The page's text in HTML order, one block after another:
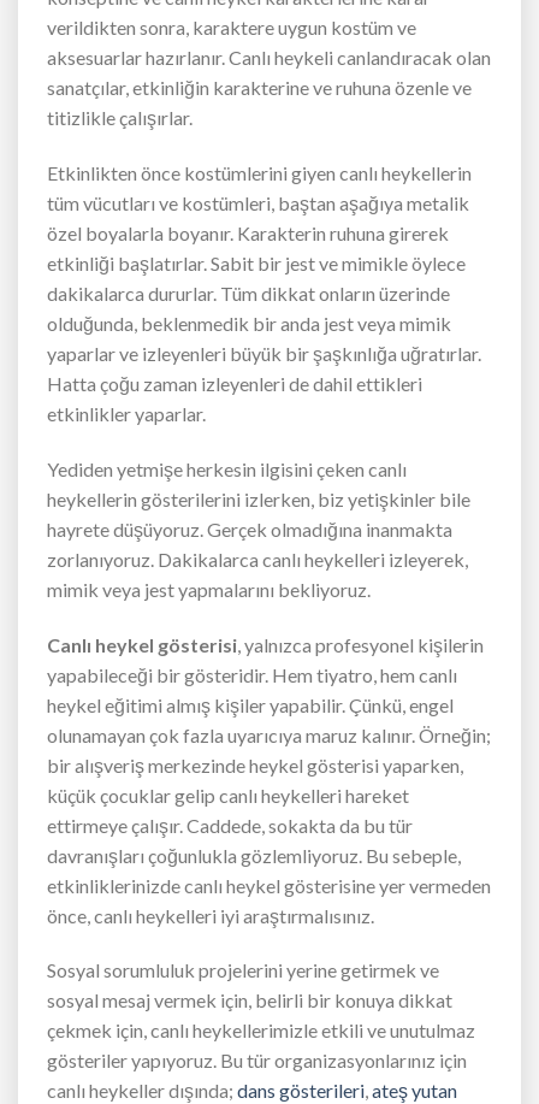
verildikten sonra, karaktere uygun kostüm ve
aksesuarlar hazırlanır. Canlı heykeli canlandıracak olan
sanatçılar, etkinliğin karakterine ve ruhuna özenle ve
titizlikle çalışırlar.
Etkinlikten önce kostümlerini giyen canlı heykellerin
tüm vücutları ve kostümleri, baştan aşağıya metalik
özel boyalarla boyanır. Karakterin ruhuna girerek
etkinliği başlatırlar. Sabit bir jest ve mimikle öylece
dakikalarca dururlar. Tüm dikkat onların üzerinde
olduğunda, beklenmedik bir anda jest veya mimik
yaparlar ve izleyenleri büyük bir şaşkınlığa uğratırlar.
Hatta çoğu zaman izleyenleri de dahil ettikleri
etkinlikler yaparlar.
Yediden yetmişe herkesin ilgisini çeken canlı
heykellerin gösterilerini izlerken, biz yetişkinler bile
hayrete düşüyoruz. Gerçek olmadığına inanmakta
zorlanıyoruz. Dakikalarca canlı heykelleri izleyerek,
mimik veya jest yapmalarını bekliyoruz.
Canlı heykel gösterisi , yalnızca profesyonel kişilerin
yapabileceği bir gösteridir. Hem tiyatro, hem canlı
heykel eğitimi almış kişiler yapabilir. Çünkü, engel
olunamayan çok fazla uyarıcıya maruz kalınır. Örneğin;
bir alışveriş merkezinde heykel gösterisi yaparken,
küçük çocuklar gelip canlı heykelleri hareket
ettirmeye çalışır. Caddede, sokakta da bu tür
davranışları çoğunlukla gözlemliyoruz. Bu sebeple,
etkinliklerinizde canlı heykel gösterisine yer vermeden
önce, canlı heykelleri iyi araştırmalısınız.
Sosyal sorumluluk projelerini yerine getirmek ve
sosyal mesaj vermek için, belirli bir konuya dikkat
çekmek için, canlı heykellerimizle etkili ve unutulmaz
gösteriler yapıyoruz. Bu tür organizasyonlarınız için
canlı heykeller dışında; dans gösterileri,ateş yutan